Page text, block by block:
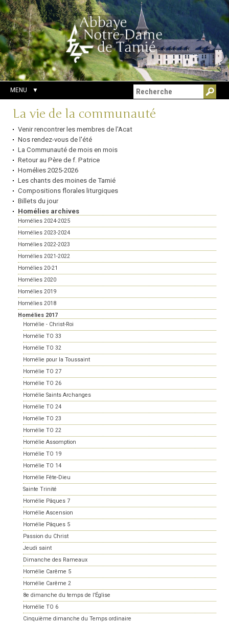
Aller
au
contenu.
|
Aller
à
la
navigation
Outils
personnels
Chercher par
Recherche
avancée…
MENU
Navigation
La vie de la communauté
Venir rencontrer les membres de l'Acat
Nos rendez-vous de l'été
La Communauté de mois en mois
Retour au Père de f. Patrice
Homélies 2025-2026
Les chants des moines de Tamié
Compositions florales liturgiques
Billets du jour
Homélies archives
Homélies 2024-2025
Homélies 2023-2024
Homélies 2022-2023
Homélies 2021-2022
Homélies 20-21
Homélies 2020
Homélies 2019
Homélies 2018
Homélies 2017
Homélie - Christ-Roi
Homélie TO 33
Homélie TO 32
Homélie pour la Toussaint
Homélie TO 27
Homélie TO 26
Homélie Saints Archanges
Homélie TO 24
Homélie TO 23
Homélie TO 22
Homélie Assomption
Homélie TO 19
Homélie TO 14
Homélie Fête-Dieu
Sainte Trinité
Homélie Pâques 7
Homélie Ascension
Homélie Pâques 5
Passion du Christ
Jeudi saint
Dimanche des Rameaux
Homélie Carême 5
Homélie Carême 2
8e dimanche du temps de l’Église
Homélie TO 6
Cinquième dimanche du Temps ordinaire